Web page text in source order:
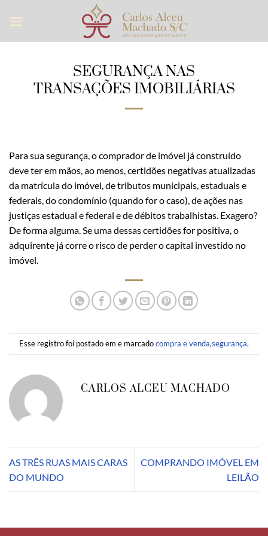
SEGURANÇA NAS
TRANSAÇÕES IMOBILIÁRIAS
Para sua segurança, o comprador de imóvel já construído
deve ter em mãos, ao menos, certidões negativas atualizadas
da matrícula do imóvel, de tributos municipais, estaduais e
federais, do condomínio (quando for o caso), de ações nas
justiças estadual e federal e de débitos trabalhistas. Exagero?
De forma alguma. Se uma dessas certidões for positiva, o
adquirente já corre o risco de perder o capital investido no
imóvel.
Esse registro foi postado em e marcadocompra e venda,segurança.
CARLOS ALCEU MACHADO
AS TRÊS RUAS MAIS CARAS
DO MUNDO
COMPRANDO IMÓVEL EM
LEILÃO